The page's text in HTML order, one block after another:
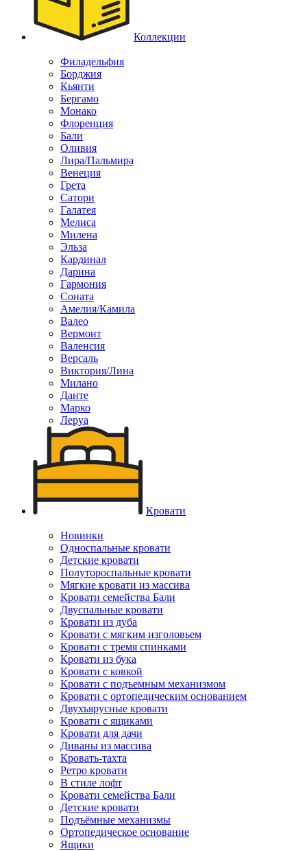
Коллекции
Филадельфия
Борджия
Кьянти
Бергамо
Монако
Флоренция
Бали
Оливия
Лира/Пальмира
Венеция
Грета
Сатори
Галатея
Мелиса
Милена
Эльза
Кардинал
Дарина
Гармония
Соната
Амелия/Камила
Валео
Вермонт
Валенсия
Версаль
Виктория/Лина
Милано
Данте
Марко
Леруа
Кровати
Новинки
Односпальные кровати
Детские кровати
Полутороспальные кровати
Мягкие кровати из массива
Кровати семейства Бали
Двуспальные кровати
Кровати из дуба
Кровати с мягким изголовьем
Кровати с тремя спинками
Кровати из бука
Кровати с ковкой
Кровати с подъемным механизмом
Кровати с ортопедическим основанием
Двухъярусные кровати
Кровати с ящиками
Кровати для дачи
Диваны из массива
Кровать-тахта
Ретро кровати
В стиле лофт
Кровати семейства Бали
Детские кровати
Подъёмные механизмы
Ортопедическое основание
Ящики